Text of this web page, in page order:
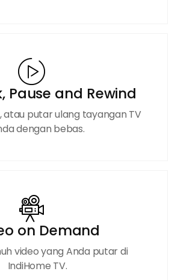
Pause and Rewind
atau putar ulang tayangan TV
dengan bebas.
on Demand
video yang Anda putar di
IndiHome TV.